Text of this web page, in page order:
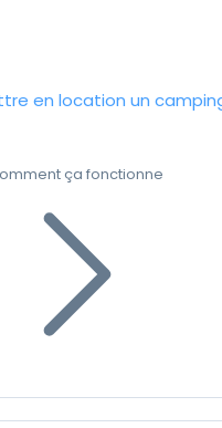
en location un
ça fonctionne